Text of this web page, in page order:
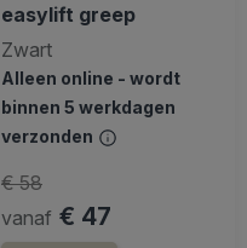
easylift greep
Zwart
Alleen online - wordt
binnen 5 werkdagen
verzonden
vanaf € 47
€ 58